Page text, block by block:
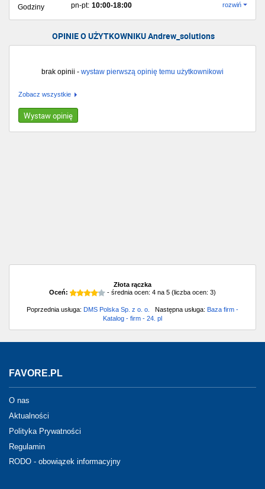
Godziny pn-pt: 10:00-18:00 rozwiń
OPINIE O UŻYTKOWNIKU Andrew_solutions
brak opinii - wystaw pierwszą opinię temu użytkownikowi
Zobacz wszystkie
Wystaw opinię
Złota rączka
Oceń:
- średnia ocen: 4 na 5 (liczba ocen: 3)
Poprzednia usługa: DMS Polska Sp. z o. o. Następna usługa: Baza firm -
Katalog - firm - 24. pl
FAVORE.PL
O nas
Aktualności
Polityka Prywatności
Regulamin
RODO - obowiązek informacyjny